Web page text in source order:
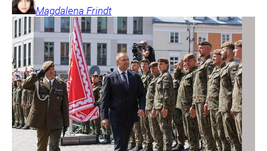
Magdalena Frindt